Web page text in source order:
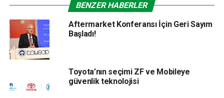
Doğu Avrupa, Ortadoğu, Körfez ülkeleri, Rusya, Türki
Cumhuriyetler ve Kuzey Afrika pazarları başta olmak üzere
3 kıtada toplam 60 ülkenin kamyon özelinde kamyon satış
distribütörlerini atayarak global networkünü kurmaya
başladı. Bu anlaşmanın ilk ürünü olan ve tüm mühendislik ve
Ar-Ge çalışmaları Ford Otosan mühendisleri tarafından
yapılan çekicimizi 2013 yılı başında pazara sunduk. Bugün,
BENZER HABERLER
Aftermarket Konferansı İçin Geri Sayım
Başladı!
Toyota’nın seçimi ZF ve Mobileye
güvenlik teknolojisi